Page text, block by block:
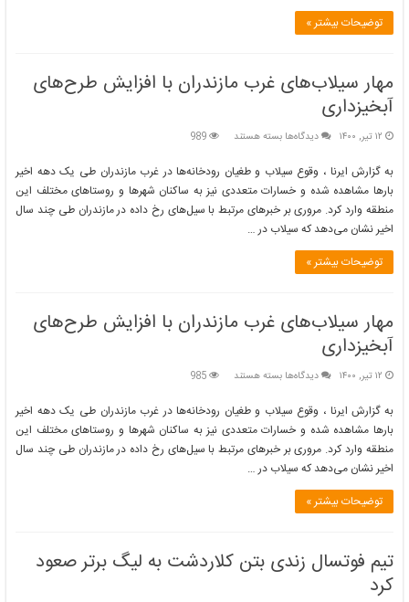
توضیحات بیشتر »
مهار سیلاب‌های غرب مازندران با افزایش طرح‌های
آبخیزداری
۱۲ تیر, ۱۴۰۰ دیدگاه‌هابرای
سیلاب‌های
غرب
مازندران
با
افزایش
بسته هستند 989
به گزارش ایرنا ، وقوع سیلاب و طغیان رودخانه‌ها در غرب مازندران طی یک دهه اخیر
بارها مشاهده شده و خسارات متعددی نیز به ساکنان شهرها و روستاهای مختلف این
منطقه وارد کرد. مروری بر خبرهای مرتبط با سیل‌های رخ داده در مازندران طی چند سال
اخیر نشان می‌دهد که سیلاب در …
توضیحات بیشتر »
مهار سیلاب‌های غرب مازندران با افزایش طرح‌های
آبخیزداری
۱۲ تیر, ۱۴۰۰ دیدگاه‌هابرای
سیلاب‌های
غرب
مازندران
با
افزایش
بسته هستند 985
به گزارش ایرنا ، وقوع سیلاب و طغیان رودخانه‌ها در غرب مازندران طی یک دهه اخیر
بارها مشاهده شده و خسارات متعددی نیز به ساکنان شهرها و روستاهای مختلف این
منطقه وارد کرد. مروری بر خبرهای مرتبط با سیل‌های رخ داده در مازندران طی چند سال
اخیر نشان می‌دهد که سیلاب در …
توضیحات بیشتر »
تیم فوتسال زندی بتن کلاردشت به لیگ برتر صعود
کرد